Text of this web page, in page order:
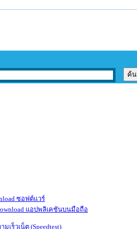
ซอฟต์แวร์
แอปพลิเคชันบนมือถือ
มเร็วเน็ต (Speedtest)